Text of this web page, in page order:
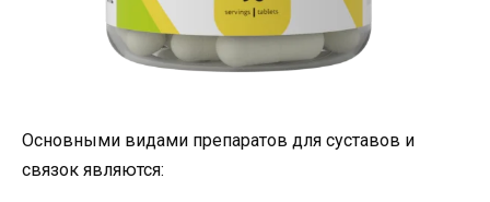
Основными видами препаратов для суставов и
связок являются: